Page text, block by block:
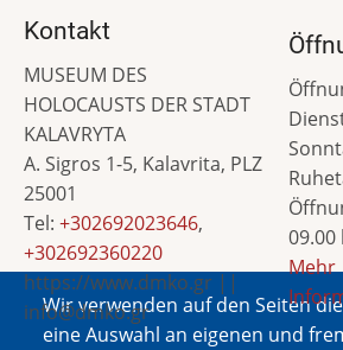
Wir verwenden auf den Seiten
eine Auswahl an eigenen und
Kontakt
MUSEUM DES
HOLOCAUSTS DER STADT
KALAVRYTA
A. Sigros 1-5, Kalavrita, PLZ
25001
Tel: +302692023646,
+302692360220
https://www.dmko.gr ||
info@dmko.gr
09.00
Mehr